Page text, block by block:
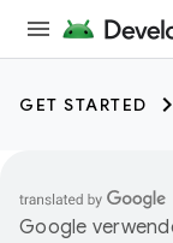
GET STARTED
Google